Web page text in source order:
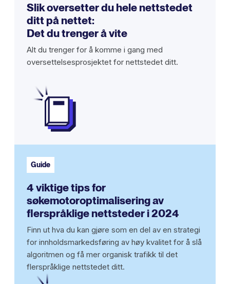
Slik oversetter du hele nettstedet
ditt på nettet:
Det du trenger å vite
Alt du trenger for å komme i gang med
oversettelsesprosjektet for nettstedet ditt.
Guide
4 viktige tips for
søkemotoroptimalisering av
flerspråklige nettsteder i 2024
Finn ut hva du kan gjøre som en del av en strategi
for innholdsmarkedsføring av høy kvalitet for å slå
algoritmen og få mer organisk trafikk til det
flerspråklige nettstedet ditt.